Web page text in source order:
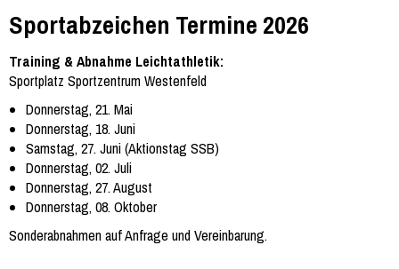
Sportabzeichen Termine 2026
Training & Abnahme Leichtathletik:
Sportplatz Sportzentrum Westenfeld
Donnerstag, 21. Mai
Donnerstag, 18. Juni
Samstag, 27. Juni (Aktionstag SSB)
Donnerstag, 02. Juli
Donnerstag, 27. August
Donnerstag, 08. Oktober
Sonderabnahmen auf Anfrage und Vereinbarung.